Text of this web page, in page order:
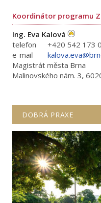
Koordinátor programu
Ing. Eva Kalová
telefon
+420 542 173
e-mail
Magistrát města Brna
Malinovského nám. 3,
DOBRÁ PRAXE